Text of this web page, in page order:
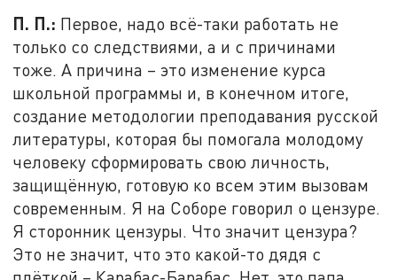
П. П.: Первое, надо всё-таки работать не
только со следствиями, а и с причинами
тоже. А причина – это изменение курса
школьной программы и, в конечном итоге,
создание методологии преподавания русской
литературы, которая бы помогала молодому
человеку сформировать свою личность,
защищённую, готовую ко всем этим вызовам
современным. Я на Соборе говорил о цензуре.
Я сторонник цензуры. Что значит цензура?
Это не значит, что это какой-то дядя с